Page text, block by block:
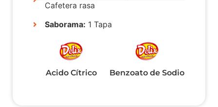
Cafetera rasa
Saborama: 1 Tapa
Acido Cítrico Benzoato de Sodio